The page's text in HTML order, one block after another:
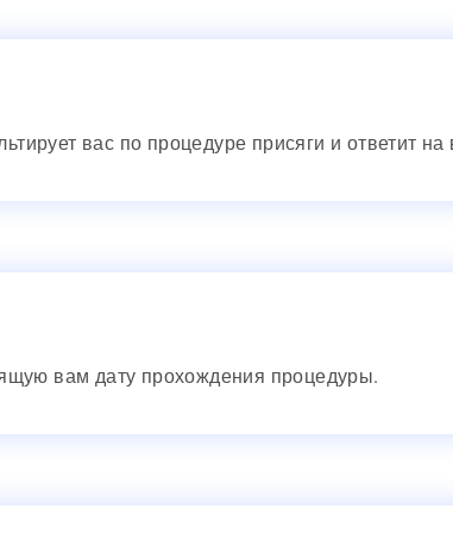
вас по процедуре присяги и ответит
вам дату прохождения процедуры.